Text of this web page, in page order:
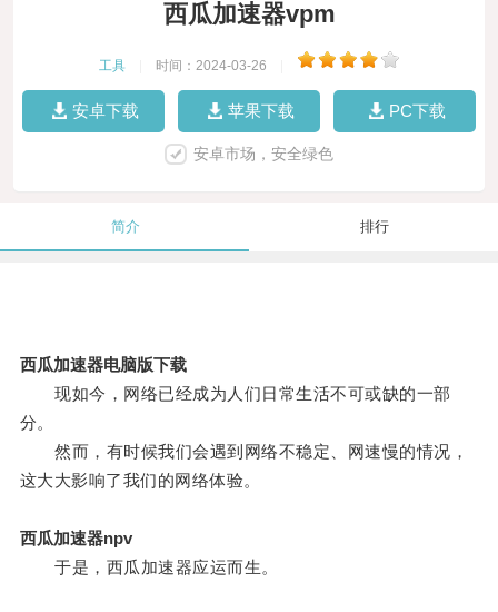
西瓜加速器vpm
工具 时间：2024-03-26
安卓下载 苹果下载 PC下载
安卓市场，安全绿色
简介 排行
西瓜加速器电脑版下载
现如今，网络已经成为人们日常生活不可或缺的一部
分。
然而，有时候我们会遇到网络不稳定、网速慢的情况，
这大大影响了我们的网络体验。
西瓜加速器npv
于是，西瓜加速器应运而生。